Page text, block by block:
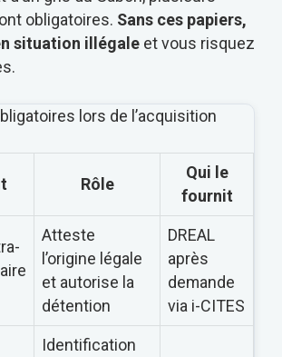
obligatoires. Sans ces papiers,
situation illégale et vous risquez
lors de l’acquisition
Rôle
Qui le
fournit
Atteste
l’origine légale
et autorise la
détention
DREAL
après
demande
via i-CITES
Identification